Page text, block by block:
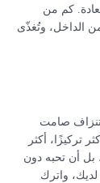
كم من
الداخل، وتُغذّى
صامت
تركيزًا، أكثر
بل أن تحبه دون
واترك